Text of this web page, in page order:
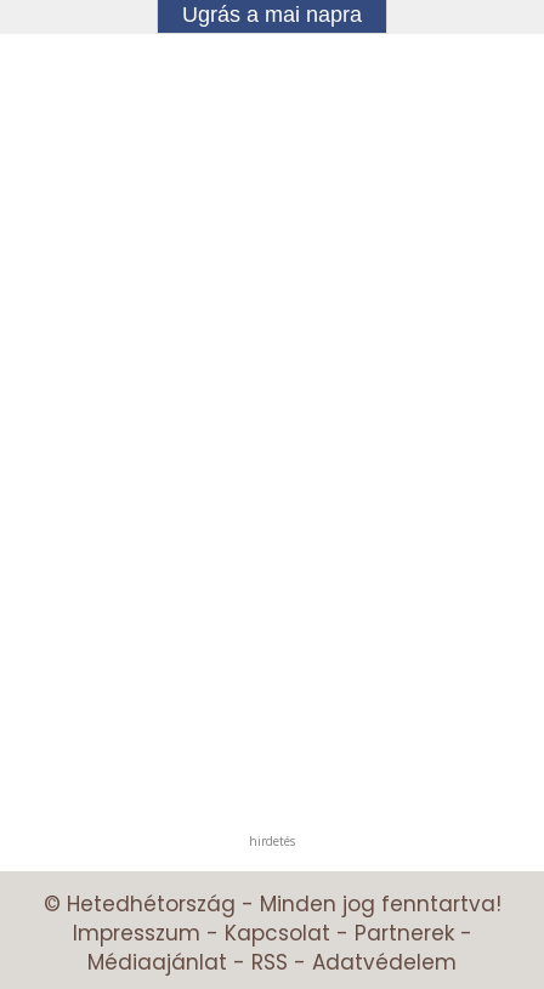
Ugrás a mai napra
hirdetés
© Hetedhétország - Minden jog fenntartva!
Impresszum - Kapcsolat - Partnerek-
Médiaajánlat - RSS - Adatvédelem